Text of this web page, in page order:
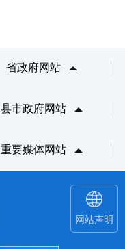
省政府网站
县市政府网站
重要媒体网站
网站声明